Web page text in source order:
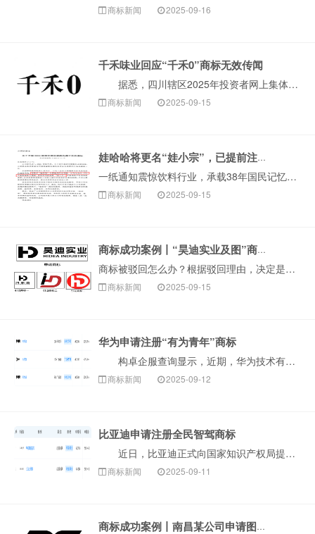
商标新闻 2025-09-16
千禾味业回应“千禾0”商标无效传闻
据悉，四川辖区2025年投资者网上集体接待日及半年报业绩说明会在线上举行。千禾味业相关负责人在回应投资者提问时表示，有关“千禾0”商标被宣告无效的···
商标新闻 2025-09-15
娃哈哈将更名“娃小宗”，已提前注册商标！
一纸通知震惊饮料行业，承载38年国民记忆的“娃哈哈”品牌可能即将告别舞台。9月12日，娃哈哈集团旗下杭州娃哈哈宏辉食品饮料有限···
商标新闻 2025-09-15
商标成功案例丨“昊迪实业及图”商标驳回复审成功
商标被驳回怎么办？根据驳回理由，决定是否申请驳回复审很关键。比如当商标因近似这种非绝对禁止性原因被驳回，可以尝试争取复审。今天，构卓给大家分享近期成功···
商标新闻 2025-09-15
华为申请注册“有为青年”商标
构卓企服查询显示，近期，华为技术有限公司申请注册3枚“有为青年”商标，国际分类为科学仪器、广告销售，当前商标状态均为等待实质审查。此举表明华为正进···
商标新闻 2025-09-12
比亚迪申请注册全民智驾商标
近日，比亚迪正式向国家知识产权局提交了“全民智驾”商标的注册申请。该商标申请信息已在国家知识产权局官网公示，申请类别为第9类，涵盖电子产品、计算机···
商标新闻 2025-09-11
商标成功案例丨南昌某公司申请图形商标因近似被驳回，复审成功！